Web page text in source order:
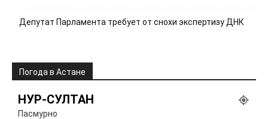
Депутат Парламента требует от снохи экспертизу ДНК
Погода в Астане
НУР-СУЛТАН
Пасмурно